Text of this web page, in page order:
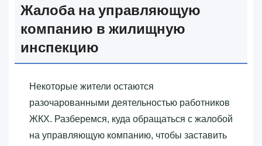
Жалоба на управляющую
компанию в жилищную
инспекцию
Некоторые жители остаются
разочарованными деятельностью работников
ЖКХ. Разберемся, куда обращаться с жалобой
на управляющую компанию, чтобы заставить